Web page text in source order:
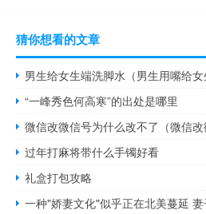
猜你想看的文章
男生给女生端洗脚水（男生用嘴给女
“一峰秀色何高寒”的出处是哪里
微信改微信号为什么改不了（微信改
过年打麻将带什么手镯好看
礼盒打包攻略
一种"娇妻文化"似乎正在北美蔓延